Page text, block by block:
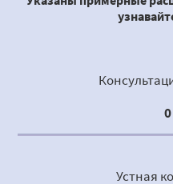
0
Устная